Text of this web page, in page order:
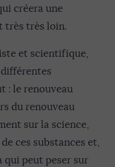
créera une
très très loin.
et scientifique,
: le renouveau
du renouveau
sur la science,
ces substances et,
qui peut peser sur